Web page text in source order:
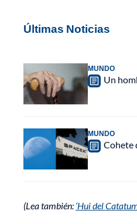
Últimas Noticias
MUNDO
Un
MUNDO
Cohete
(Lea también: ‘Hui del